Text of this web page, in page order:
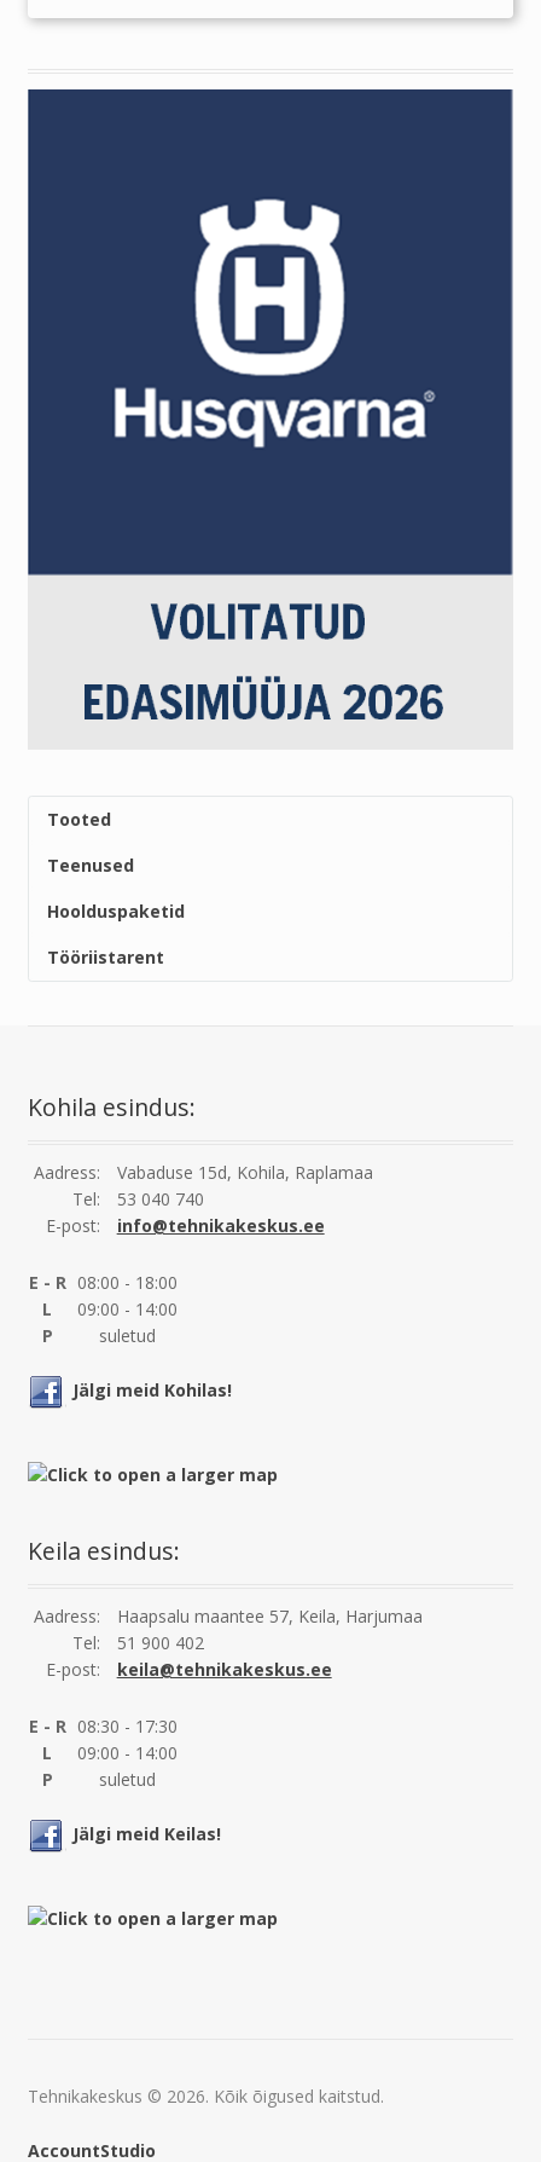
Tooted
Teenused
Hoolduspaketid
Tööriistarent
Kohila esindus:
Aadress:
Vabaduse 15d, Kohila, Raplamaa
Tel:
53 040 740
E-post:
info@tehnikakeskus.ee
E - R 08:00 - 18:00
L
09:00 - 14:00
P
suletud
Jälgi meid Kohilas!
Keila esindus:
Aadress:
Haapsalu maantee 57, Keila, Harjumaa
Tel:
51 900 402
E-post:
keila@tehnikakeskus.ee
E - R 08:30 - 17:30
L
09:00 - 14:00
P
suletud
Jälgi meid Keilas!
Tehnikakeskus © 2026. Kõik õigused kaitstud.
AccountStudio